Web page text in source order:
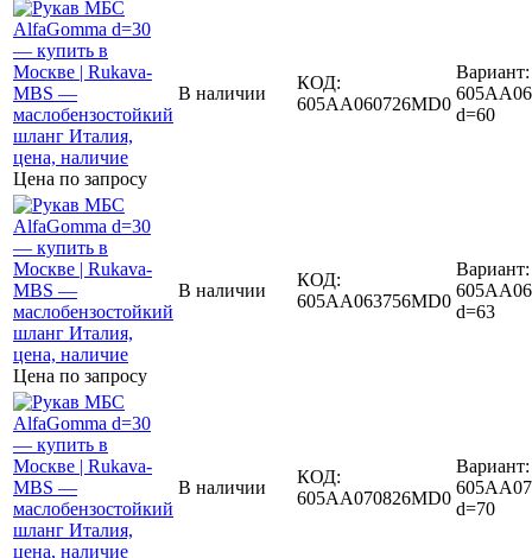
Цена по запросу
В наличии
КОД:
605AA060726MD0
Вариант:
d=60
Цена по запросу
В наличии
КОД:
605AA063756MD0
Вариант:
d=63
В наличии
КОД:
605AA070826MD0
Вариант:
d=70